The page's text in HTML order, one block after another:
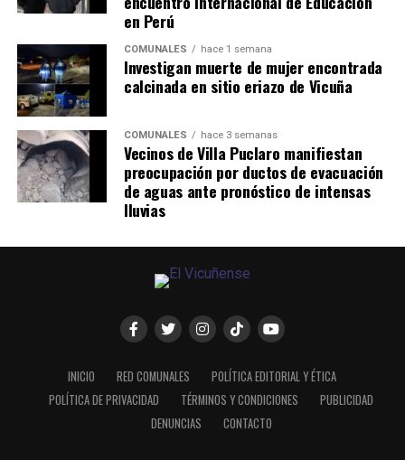
en Perú
COMUNALES hace 1 semana
Investigan muerte de mujer encontrada
calcinada en sitio eriazo de Vicuña
COMUNALES hace 3 semanas
Vecinos de Villa Puclaro manifiestan
preocupación por ductos de evacuación
de aguas ante pronóstico de intensas
lluvias
INICIO RED COMUNALES
POLÍTICA EDITORIAL Y ÉTICA
POLÍTICA DE PRIVACIDAD
TÉRMINOS Y CONDICIONES
PUBLICIDAD
DENUNCIAS
CONTACTO